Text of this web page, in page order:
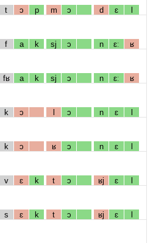
t ɔ p m ɔ d ɛ l
f a k sj ɔ n ɛː ʁ
fʁ a k sj ɔ n ɛː ʁ
k ɔ l ɔ n ɛ l
k ɔ ʁ ɔ n ɛ l
v ɛ k t ɔ ʁj ɛ l
s ɛ k t ɔ ʁj ɛ l